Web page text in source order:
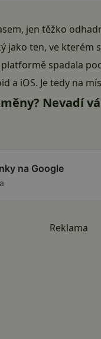
jen těžko
jako ten, ve kterém
spadala
a iOS. Je tedy na
Nevadí
na Google
Reklama